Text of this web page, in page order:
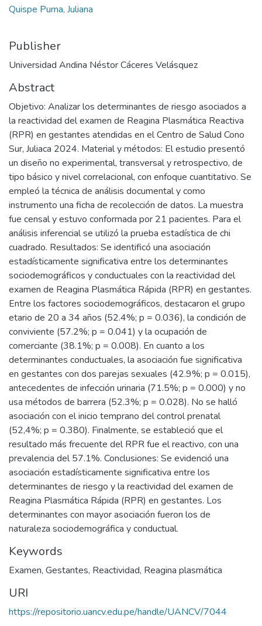
Quispe Puma, Juliana
Publisher
Universidad Andina Néstor Cáceres Velásquez
Abstract
Objetivo: Analizar los determinantes de riesgo asociados a
la reactividad del examen de Reagina Plasmática Reactiva
(RPR) en gestantes atendidas en el Centro de Salud Cono
Sur, Juliaca 2024. Material y métodos: El estudio presentó
un diseño no experimental, transversal y retrospectivo, de
tipo básico y nivel correlacional, con enfoque cuantitativo. Se
empleó la técnica de análisis documental y como
instrumento una ficha de recolección de datos. La muestra
fue censal y estuvo conformada por 21 pacientes. Para el
análisis inferencial se utilizó la prueba estadística de chi
cuadrado. Resultados: Se identificó una asociación
estadísticamente significativa entre los determinantes
sociodemográficos y conductuales con la reactividad del
examen de Reagina Plasmática Rápida (RPR) en gestantes.
Entre los factores sociodemográficos, destacaron el grupo
etario de 20 a 34 años (52.4%; p = 0.036), la condición de
conviviente (57.2%; p = 0.041) y la ocupación de
comerciante (38.1%; p = 0.008). En cuanto a los
determinantes conductuales, la asociación fue significativa
en gestantes con dos parejas sexuales (42.9%; p = 0.015),
antecedentes de infección urinaria (71.5%; p = 0.000) y no
usa métodos de barrera (52.3%; p = 0.028). No se halló
asociación con el inicio temprano del control prenatal
(52,4%; p = 0.380). Finalmente, se estableció que el
resultado más frecuente del RPR fue el reactivo, con una
prevalencia del 57.1%. Conclusiones: Se evidenció una
asociación estadísticamente significativa entre los
determinantes de riesgo y la reactividad del examen de
Reagina Plasmática Rápida (RPR) en gestantes. Los
determinantes con mayor asociación fueron los de
naturaleza sociodemográfica y conductual.
Keywords
Examen, Gestantes, Reactividad, Reagina plasmática
URI
https://repositorio.uancv.edu.pe/handle/UANCV/7044